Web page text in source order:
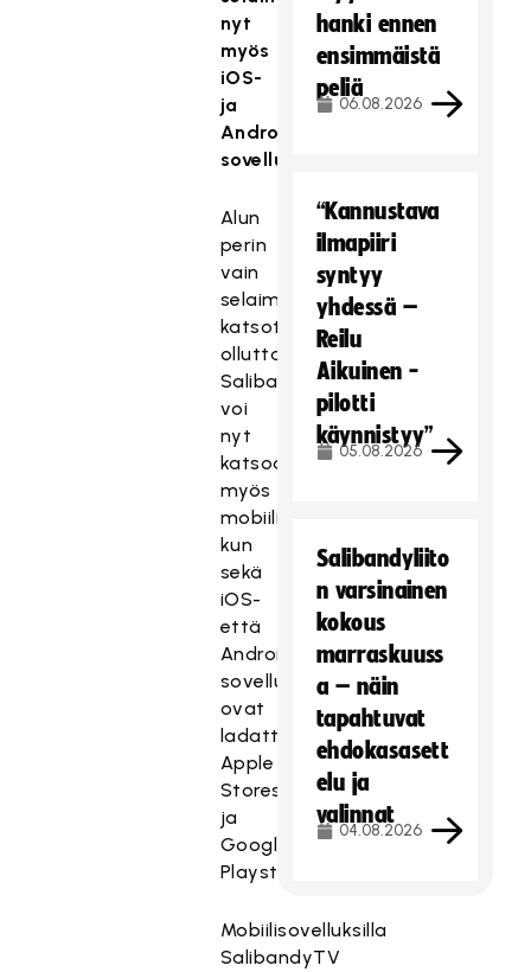
nyt
myös
iOS-
ja
Android-
sovelluksilla
Alun
perin
vain
selaimella
katsottavissa
ollutta
SalibandyTV:tä
voi
nyt
katsoa
myös
mobiilisovelluksilla,
kun
sekä
iOS-
että
Android-
sovellukset
ovat
ladattavissa
Apple
Storesta
ja
Google
Playsta.
Mobiilisovelluksilla
SalibandyTV
hanki ennen
ensimmäistä
peliä
06.08.2026
“Kannustava
ilmapiiri
syntyy
yhdessä –
Reilu
Aikuinen -
pilotti
käynnistyy”
05.08.2026
Salibandyliito
n varsinainen
kokous
marraskuuss
a – näin
tapahtuvat
ehdokasasett
elu ja
valinnat
04.08.2026